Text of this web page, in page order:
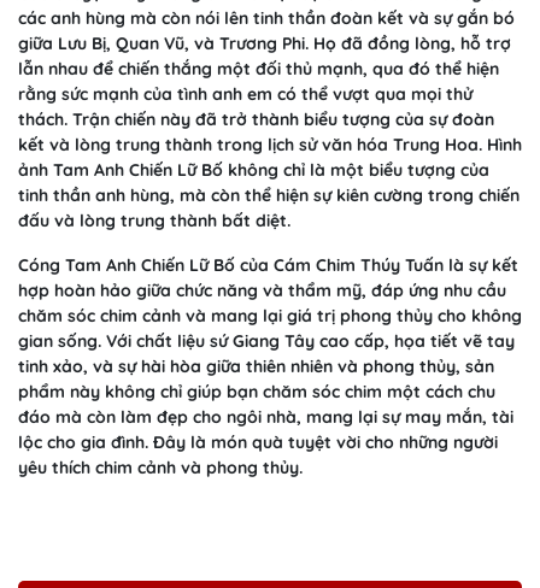
các anh hùng mà còn nói lên tinh thần đoàn kết và sự gắn bó
giữa Lưu Bị, Quan Vũ, và Trương Phi. Họ đã đồng lòng, hỗ trợ
lẫn nhau để chiến thắng một đối thủ mạnh, qua đó thể hiện
rằng sức mạnh của tình anh em có thể vượt qua mọi thử
thách. Trận chiến này đã trở thành biểu tượng của sự đoàn
kết và lòng trung thành trong lịch sử văn hóa Trung Hoa. Hình
ảnh Tam Anh Chiến Lữ Bố không chỉ là một biểu tượng của
tinh thần anh hùng, mà còn thể hiện sự kiên cường trong chiến
đấu và lòng trung thành bất diệt.
Cóng Tam Anh Chiến Lữ Bố của Cám Chim Thúy Tuấn là sự kết
hợp hoàn hảo giữa chức năng và thẩm mỹ, đáp ứng nhu cầu
chăm sóc chim cảnh và mang lại giá trị phong thủy cho không
gian sống. Với chất liệu sứ Giang Tây cao cấp, họa tiết vẽ tay
tinh xảo, và sự hài hòa giữa thiên nhiên và phong thủy, sản
phẩm này không chỉ giúp bạn chăm sóc chim một cách chu
đáo mà còn làm đẹp cho ngôi nhà, mang lại sự may mắn, tài
lộc cho gia đình. Đây là món quà tuyệt vời cho những người
yêu thích chim cảnh và phong thủy.